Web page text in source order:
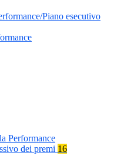
Piano esecutivo
Performance
dei premi 16